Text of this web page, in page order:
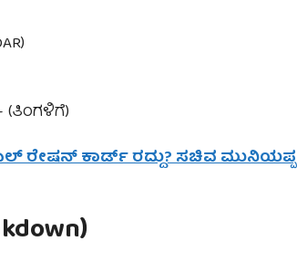
(ತಿಂಗಳಿಗೆ)
ರೇಷನ್ ಕಾರ್ಡ್ ರದ್ದು? ಸಚಿವ ಮುನಿಯಪ್ಪ